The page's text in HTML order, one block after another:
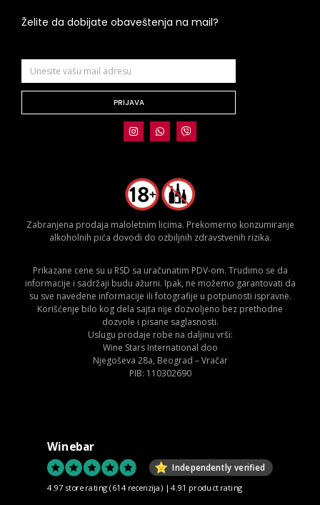
Želite da dobijate obaveštenja na mail?
PRIJAVA
Zabranjena prodaja maloletnim licima. Prekomerno konzumiranje
alkoholnih pića dovodi do ozbiljnih zdravstvenih rizika.
Prikazane cene su u RSD sa uračunatim PDV-om. Trudimo se da
informacije i sadržaji budu ažurni. Ipak, ne možemo garantovati da
su sve navedene informacije ili fotografije u potpunosti ispravne.
Korišćenje bilo kog dela sajta nije dozvoljeno bez prethodne
dozvole i pisane saglasnosti.
Uslugu prodaje robe na daljinu vrši:
Wine Stars International doo
Njegoševa 28a, Beograd – Vračar
PIB: 110302690
Winebar
Independently verified
4.97 store rating (614 recenzija) |4.91 product rating